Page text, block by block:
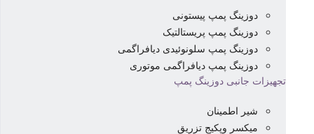
دوزینگ پمپ پیستونی
دوزینگ پمپ پریستالتیک
دوزینگ پمپ سلونوئیدی دیافراگمی
دوزینگ پمپ دیافراگمی موتوری
تجهیزات جانبی دوزینگ پمپ
شیر اطمینان
میکسر وپکیج تزریق